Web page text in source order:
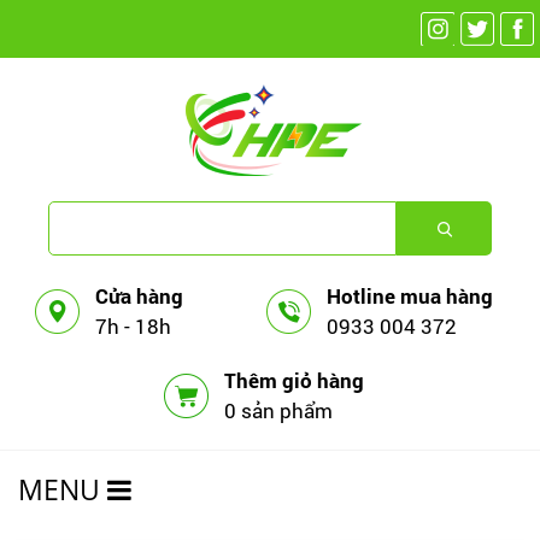
Cửa hàng
7h - 18h
Hotline mua hàng
0933 004 372
Thêm giỏ hàng
0 sản phẩm
MENU